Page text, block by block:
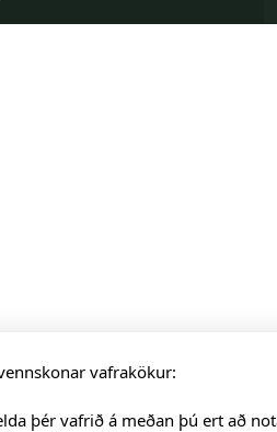
vafrakökur:
þér vafrið á meðan þú ert að